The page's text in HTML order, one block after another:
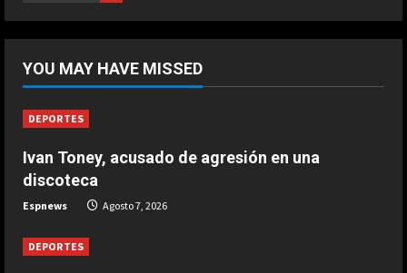
5
DEPORTES
Infantino
DEPORTES
YOU MAY HAVE MISSED
DEPORTES
Ivan Toney, acusado de agresión en una
discoteca
Espnews Agosto 7, 2026
DEPORTES